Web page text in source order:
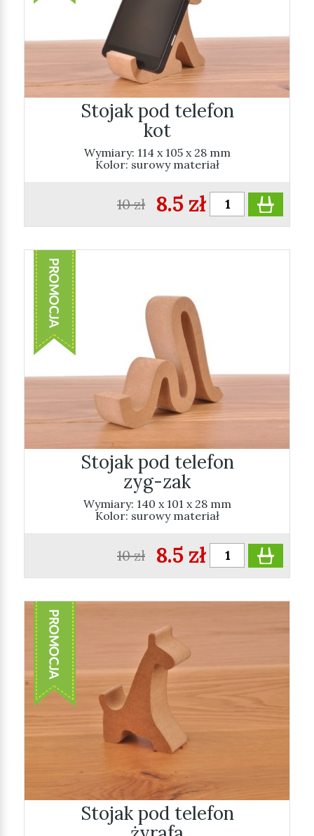
Stojak pod telefon
kot
Wymiary: 114 x 105 x 28 mm
Kolor: surowy materiał
10 zł 8.5 zł
Stojak pod telefon
zyg-zak
Wymiary: 140 x 101 x 28 mm
Kolor: surowy materiał
10 zł 8.5 zł
Stojak pod telefon